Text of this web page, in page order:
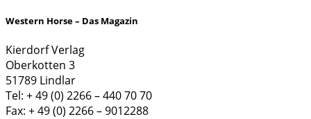
Western Horse – Das Magazin
Kierdorf Verlag
Oberkotten 3
51789 Lindlar
Tel: + 49 (0) 2266 – 440 70 70
Fax: + 49 (0) 2266 – 9012288